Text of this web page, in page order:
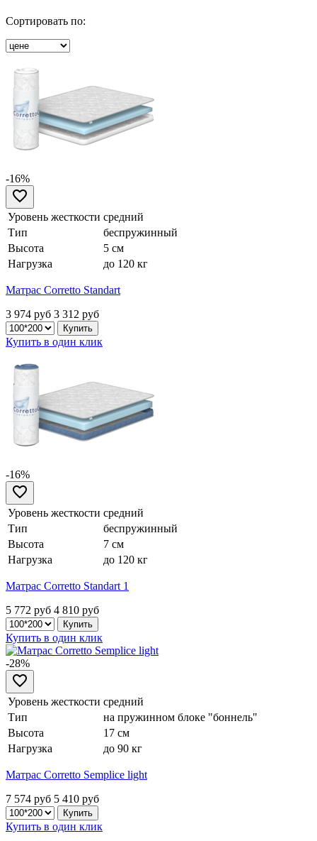
Сортировать по:
-16%
Уровень жесткости средний
Тип
беспружинный
Высота
5 см
Нагрузка
до 120 кг
Матрас Corretto Standart
3 974 руб 3 312 руб
Купить в один клик
-16%
Уровень жесткости средний
Тип
беспружинный
Высота
7 см
Нагрузка
до 120 кг
Матрас Corretto Standart 1
5 772 руб 4 810 руб
Купить в один клик
-28%
Уровень жесткости средний
Тип
на пружинном блоке "боннель"
Высота
17 см
Нагрузка
до 90 кг
Матрас Corretto Semplice light
7 574 руб 5 410 руб
Купить в один клик